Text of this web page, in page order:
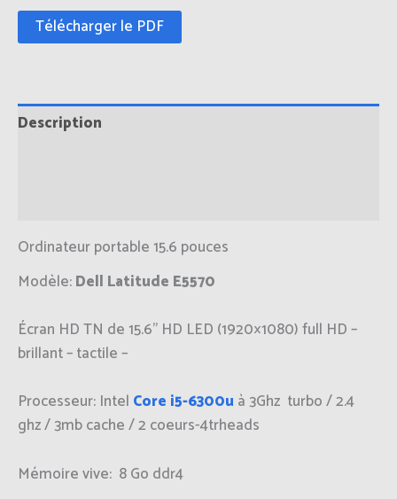
Télécharger le PDF
Description
Ordinateur portable 15.6 pouces
Modèle:Dell Latitude E5570
Écran HD TN de 15.6’’ HD LED (1920×1080) full HD –
brillant – tactile –
Processeur: Intel Core i5-6300u à 3Ghz turbo / 2.4
ghz / 3mb cache / 2 coeurs-4trheads
Mémoire vive: 8 Go ddr4